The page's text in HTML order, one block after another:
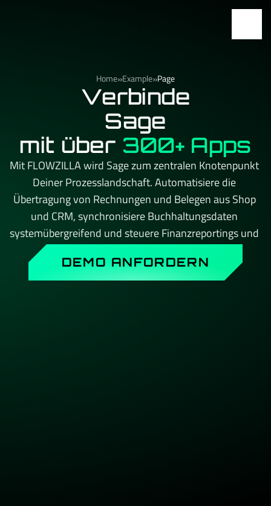
Home»Example»Page
Verbinde
Sage
mit über 300+ Apps
Mit FLOWZILLA wird Sage zum zentralen Knotenpunkt
Deiner Prozesslandschaft. Automatisiere die
Übertragung von Rechnungen und Belegen aus Shop
und CRM, synchronisiere Buchhaltungsdaten
systemübergreifend und steuere Finanzreportings und
Monatsabschlüsse automatisch. Kein API-Limit, kein
Aufpreis beim Skalieren – und immer ein persönlicher
Ansprechpartner, der Dein Setup kennt. Made & hosted
DEMO ANFORDERN